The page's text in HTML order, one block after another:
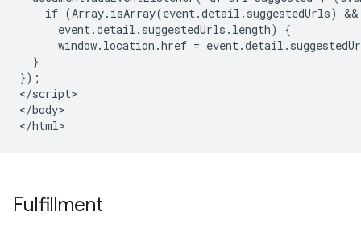
    if (Array.isArray(event.detail.suggestedUrls) &&
      event.detail.suggestedUrls.length) {
window.location.href =
  }
});
</script>
</body>
Fulfillment